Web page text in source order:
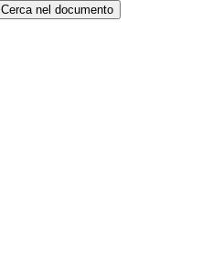
Cerca nel documento